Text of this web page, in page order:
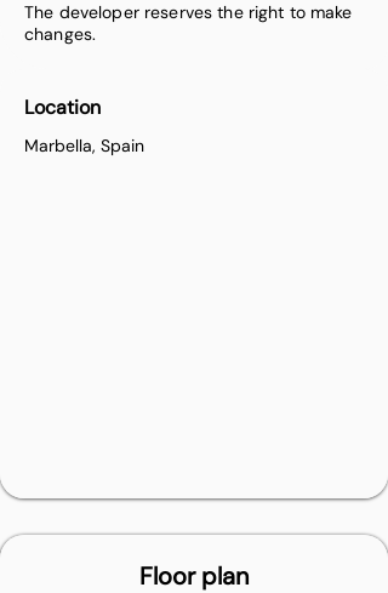
The developer reserves the right to make
changes.
Location
Marbella, Spain
Floor plan